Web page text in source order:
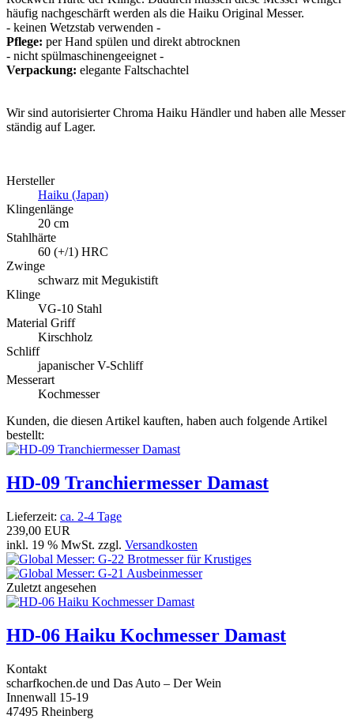
häufig nachgeschärft werden als die Haiku Original Messer.
- keinen Wetzstab verwenden -
Pflege: per Hand spülen und direkt abtrocknen
- nicht spülmaschinengeeignet -
Verpackung: elegante Faltschachtel
Wir sind autorisierter Chroma Haiku Händler und haben alle Messer
ständig auf Lager.
Hersteller
Haiku (Japan)
Klingenlänge
20 cm
Stahlhärte
60 (+/1) HRC
Zwinge
schwarz mit Megukistift
Klinge
VG-10 Stahl
Material Griff
Kirschholz
Schliff
japanischer V-Schliff
Messerart
Kochmesser
Kunden, die diesen Artikel kauften, haben auch folgende Artikel
bestellt:
HD-09 Tranchiermesser Damast
Lieferzeit: ca. 2-4 Tage
239,00 EUR
inkl. 19 % MwSt. zzgl. Versandkosten
Zuletzt angesehen
HD-06 Haiku Kochmesser Damast
Kontakt
scharfkochen.de und Das Auto – Der Wein
Innenwall 15-19
47495 Rheinberg